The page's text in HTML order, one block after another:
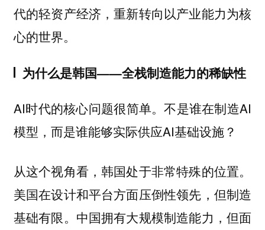
代的轻资产经济，重新转向以产业能力为核
心的世界。
为什么是韩国——全栈制造能力的稀缺性
AI时代的核心问题很简单。不是谁在制造AI
模型，而是谁能够实际供应AI基础设施？
从这个视角看，韩国处于非常特殊的位置。
美国在设计和平台方面压倒性领先，但制造
基础有限。中国拥有大规模制造能力，但面